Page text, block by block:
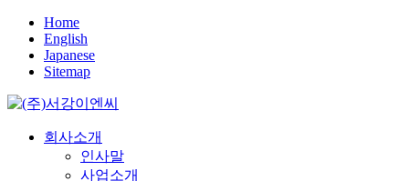
Home
English
Japanese
Sitemap
회사소개
인사말
사업소개